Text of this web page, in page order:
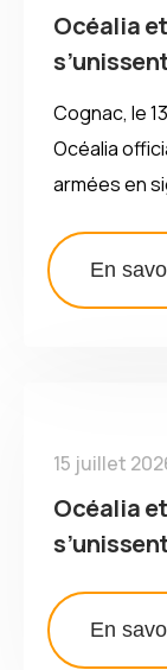
Océalia
Cognac, le
Océalia
armées en
En
15 juillet
Océalia
En